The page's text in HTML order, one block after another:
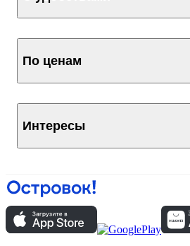
По ценам
Интересы